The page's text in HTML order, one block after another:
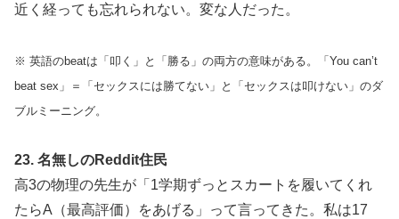
近く経っても忘れられない。変な人だった。
※ 英語のbeatは「叩く」と「勝る」の両方の意味がある。「You can’t
beat sex」＝「セックスには勝てない」と「セックスは叩けない」のダ
ブルミーニング。
23. 名無しのReddit住民
高3の物理の先生が「1学期ずっとスカートを履いてくれ
たらA（最高評価）をあげる」って言ってきた。私は17